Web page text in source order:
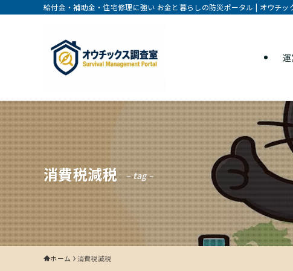
給付金・補助金・住宅修理に強い お金と暮らしの防災ポータル | オウチッ
消費税減税 – tag –
ホーム 消費税減税